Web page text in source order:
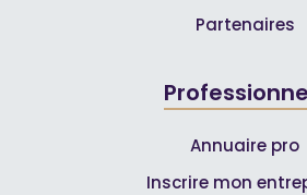
Partenaires
Annuaire pro
Inscrire mon